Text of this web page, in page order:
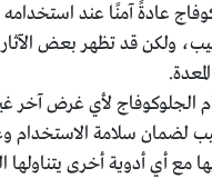
عادةً آمنًا عند
ولكن قد تظهر بعض الآثار
الجلوكوفاج لأي غرض آخر
لضمان سلامة
مع أي أدوية أخرى